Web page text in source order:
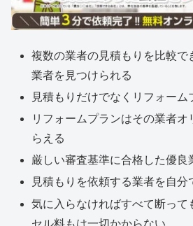
複数の業者の見積もりを比較で
業者を見つけられる
見積もりだけでなくリフォーム
リフォームプランはその業者オ
らえる
厳しい審査基準に合格した優良
見積もりを依頼する業者を自分
気に入らなければすべて断って
セル料もは一切かからない